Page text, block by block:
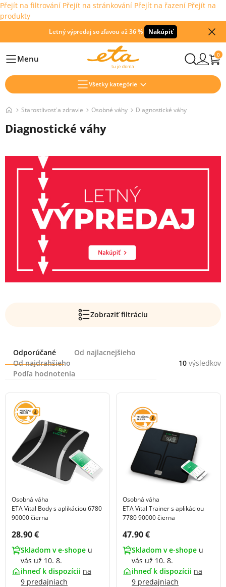
Přejít na filtrování Přejít na stránkování Přejít na řazení Přejít na
produkty
Letný výpredaj so zľavou až 36 % Nakúpiť
HlavníMenu 0
Všetky kategórie
Starostlivosť a zdravie Osobné váhy Diagnostické váhy
Diagnostické váhy
Zobraziť filtráciu
Radenie
Odporúčané
Od najlacnejšieho
Od najdrahšieho
Podľa hodnotenia
10 výsledkov
Osobná váha
ETA Vital Body s aplikáciou 6780
90000 čierna
Cena s DPH:
28.90 €
Skladom v e-shope u
vás už 10. 8.
ihneď k dispozícii na
9 predajniach
Osobná váha
ETA Vital Trainer s aplikáciou
7780 90000 čierna
Cena s DPH:
47.90 €
Skladom v e-shope u
vás už 10. 8.
ihneď k dispozícii na
9 predajniach